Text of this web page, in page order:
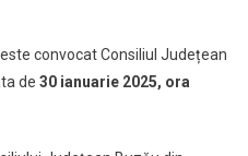
convocat Consiliul Județean
de 30 ianuarie 2025, ora